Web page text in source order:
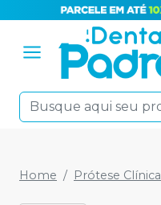
Home Prótese Clínica